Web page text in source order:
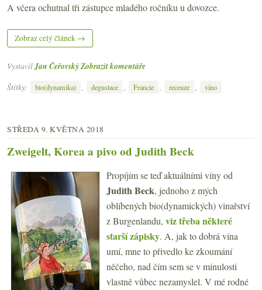
A včera ochutnal tři zástupce mladého ročníku u dovozce.
Zobraz celý článek →
Vystavil Jan ČeřovskýZobrazit komentáře
Štítky:
bio(dynamika) , degustace , Francie , recenze , víno
STŘEDA 9. KVĚTNA 2018
Zweigelt, Korea a pivo od Judith Beck
Propíjím se teď aktuálními víny od
Judith Beck, jednoho z mých
oblíbených bio(dynamických) vinařství
z Burgenlandu, viz třeba některé
starší zápisky. A, jak to dobrá vína
umí, mne to přivedlo ke zkoumání
něčeho, nad čím sem se v minulosti
vlastně vůbec nezamyslel. V mé rodné